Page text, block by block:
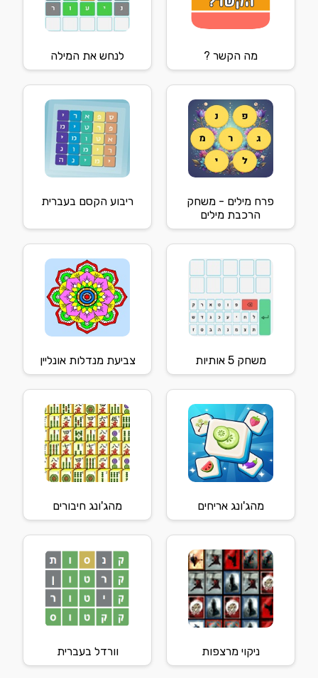
מה הקשר ? לנחש את המילה
פרח מילים - משחק
הרכבת מילים
ריבוע הקסם בעברית
משחק 5 אותיות צביעת מנדלות אונליין
מהג'ונג אריחים מהג'ונג חיבורים
ניקוי מרצפות וורדל בעברית